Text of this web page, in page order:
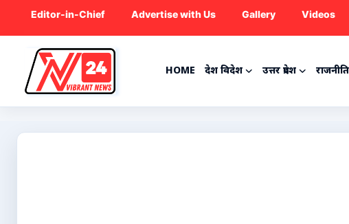
Editor-in-Chief Advertise with Us Gallery Videos
HOME देश विदेश उत्तर प्रदेश राजनीति
Home